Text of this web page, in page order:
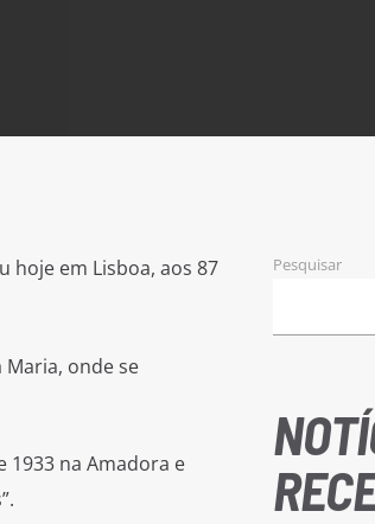
hoje em Lisboa, aos 87
onde se
1933 na Amadora e
Pesquisar